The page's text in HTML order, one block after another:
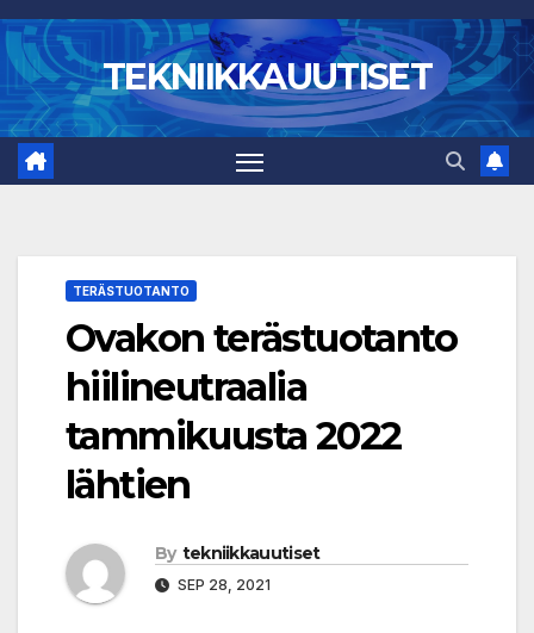
Skip
to
content
TEKNIIKKAUUTISET
TERÄSTUOTANTO
Ovakon terästuotanto
hiilineutraalia
tammikuusta 2022
lähtien
By tekniikkauutiset
SEP 28, 2021